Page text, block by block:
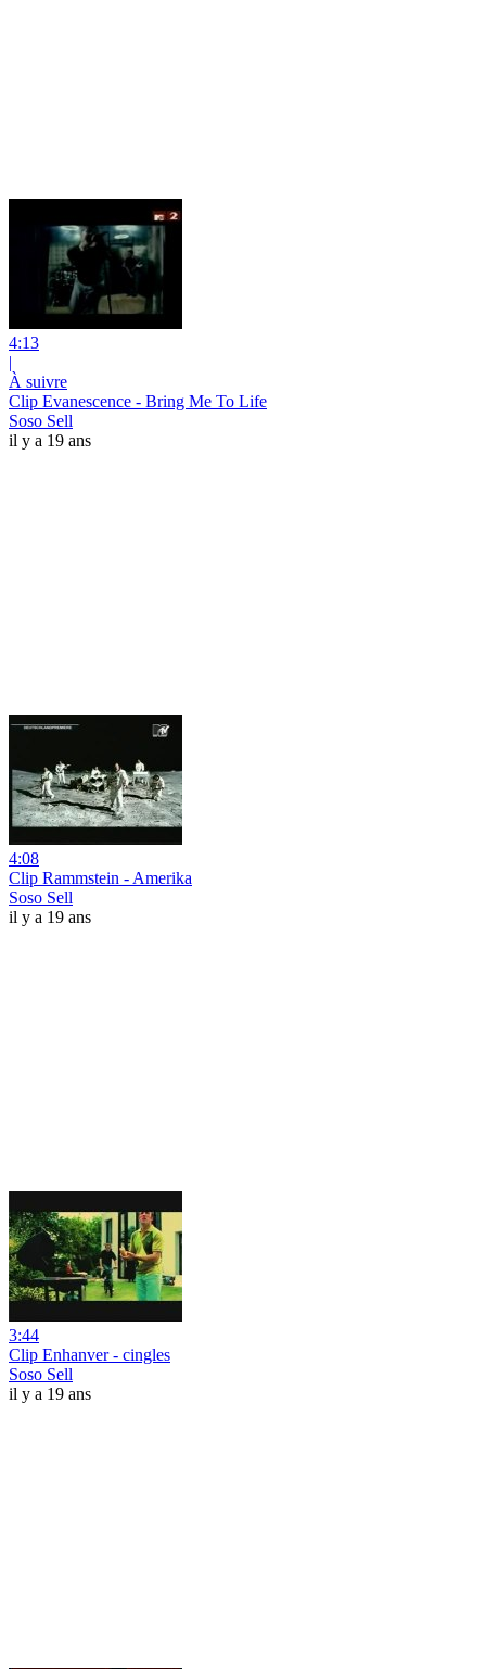
4:13
|
À suivre
Clip Evanescence - Bring Me To Life
Soso Sell
il y a 19 ans
4:08
Clip Rammstein - Amerika
Soso Sell
il y a 19 ans
3:44
Clip Enhanver - cingles
Soso Sell
il y a 19 ans